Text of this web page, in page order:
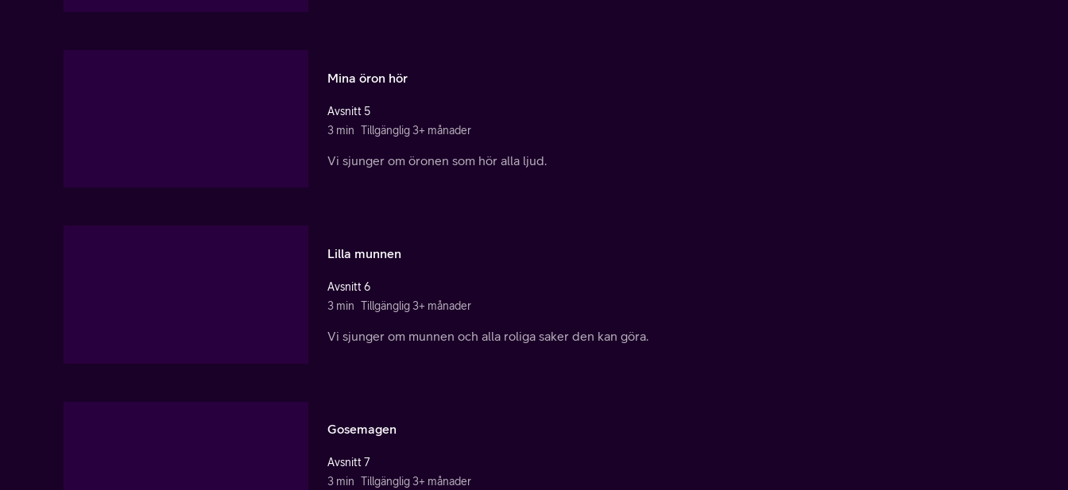
Mina öron hör
Avsnitt 5
3 min Tillgänglig 3+ månader
Vi sjunger om öronen som hör alla ljud.
Lilla munnen
Avsnitt 6
3 min Tillgänglig 3+ månader
Vi sjunger om munnen och alla roliga saker den kan göra.
Gosemagen
Avsnitt 7
3 min Tillgänglig 3+ månader